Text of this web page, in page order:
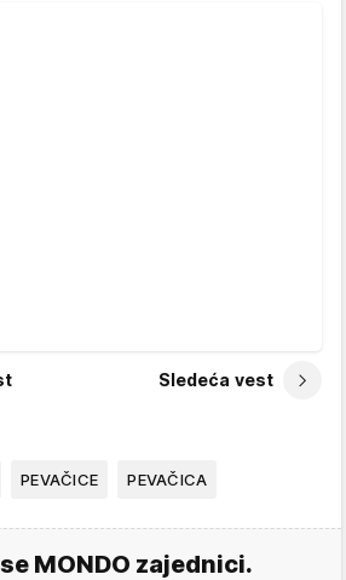
Sledeća vest
PEVAČICE PEVAČICA
MONDO zajednici.